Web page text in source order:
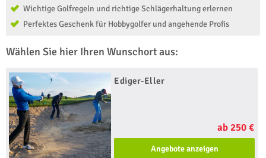
Wichtige Golfregeln und richtige Schlägerhaltung erlernen
Perfektes Geschenk für Hobbygolfer und angehende Profis
Wählen Sie hier Ihren Wunschort aus:
Ediger-Eller
ab 250 €
Angebote anzeigen